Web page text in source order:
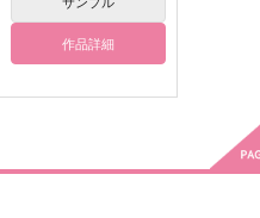
指輪のはなし
De
作品詳細